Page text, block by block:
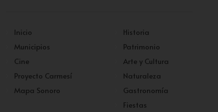
Inicio
Municipios
Cine
Proyecto Carmesí
Mapa Sonoro
Historia
Patrimonio
Arte y Cultura
Naturaleza
Gastronomía
Fiestas